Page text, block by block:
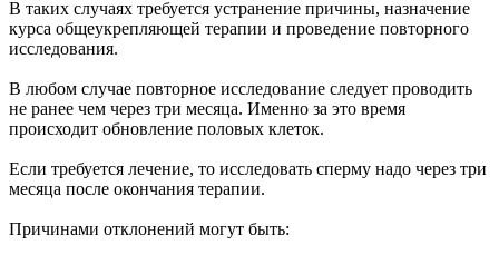
В таких случаях требуется устранение причины, назначение
курса общеукрепляющей терапии и проведение повторного
исследования.
В любом случае повторное исследование следует проводить
не ранее чем через три месяца. Именно за это время
происходит обновление половых клеток.
Если требуется лечение, то исследовать сперму надо через три
месяца после окончания терапии.
Причинами отклонений могут быть: